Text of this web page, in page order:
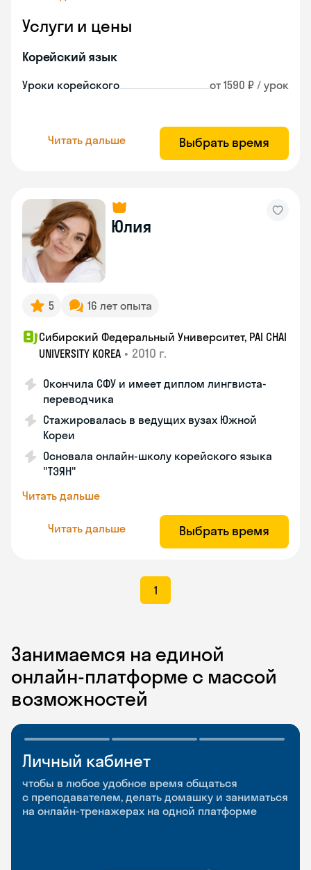
Услуги и цены
Корейский язык
Уроки корейского от 1590 ₽ / урок
Читать дальше Выбрать время
Юлия
5 16 лет опыта
Сибирский Федеральный Университет, PAI CHAI
UNIVERSITY KOREA • 2010 г.
Окончила СФУ и имеет диплом лингвиста-
переводчика
Стажировалась в ведущих вузах Южной
Кореи
Основала онлайн-школу корейского языка
"ТЭЯН"
Читать дальше
Читать дальше Выбрать время
1
Занимаемся на единой
онлайн-платформе с массой
возможностей
Личный кабинет
чтобы в любое удобное время общаться
с преподавателем, делать домашку и заниматься
на онлайн-тренажерах на одной платформе
Мобильное
приложение
чтобы заниматься и изучать новые слова где
и когда удобно
Разговорные клубы
и Talks
Групповые занятия для разговорной практики
и индивидуальные встречи с преподавателями